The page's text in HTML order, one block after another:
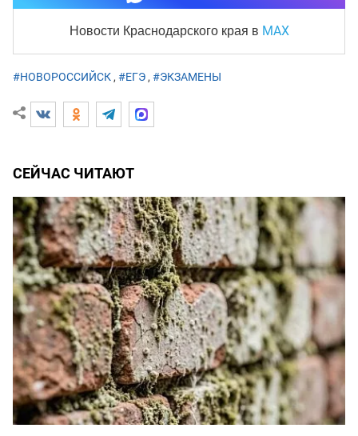
Новости Краснодарского края в MAX
#НОВОРОССИЙСК , #ЕГЭ , #ЭКЗАМЕНЫ
СЕЙЧАС ЧИТАЮТ